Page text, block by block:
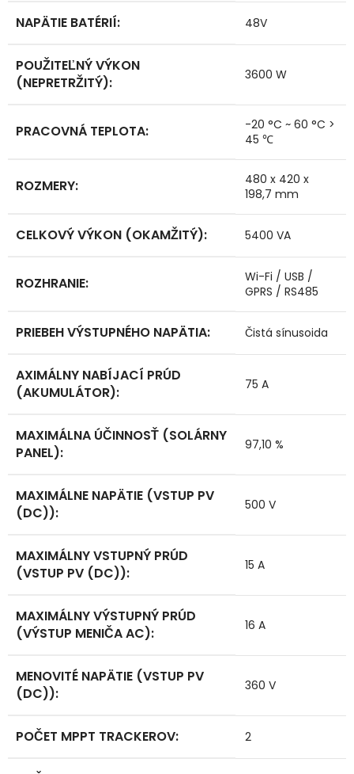
NAPÄTIE BATÉRIÍ: 48V
POUŽITEĽNÝ VÝKON
(NEPRETRŽITÝ): 3600 W
PRACOVNÁ TEPLOTA:
-20 °C ~ 60 °C >
45 ℃
ROZMERY:
480 x 420 x
198,7 mm
CELKOVÝ VÝKON (OKAMŽITÝ): 5400 VA
ROZHRANIE:
Wi-Fi / USB /
GPRS / RS485
PRIEBEH VÝSTUPNÉHO NAPÄTIA: Čistá sínusoida
AXIMÁLNY NABÍJACÍ PRÚD
(AKUMULÁTOR): 75 A
MAXIMÁLNA ÚČINNOSŤ (SOLÁRNY
PANEL): 97,10 %
MAXIMÁLNE NAPÄTIE (VSTUP PV
(DC)): 500 V
MAXIMÁLNY VSTUPNÝ PRÚD
(VSTUP PV (DC)): 15 A
MAXIMÁLNY VÝSTUPNÝ PRÚD
(VÝSTUP MENIČA AC): 16 A
MENOVITÉ NAPÄTIE (VSTUP PV
(DC)): 360 V
POČET MPPT TRACKEROV: 2